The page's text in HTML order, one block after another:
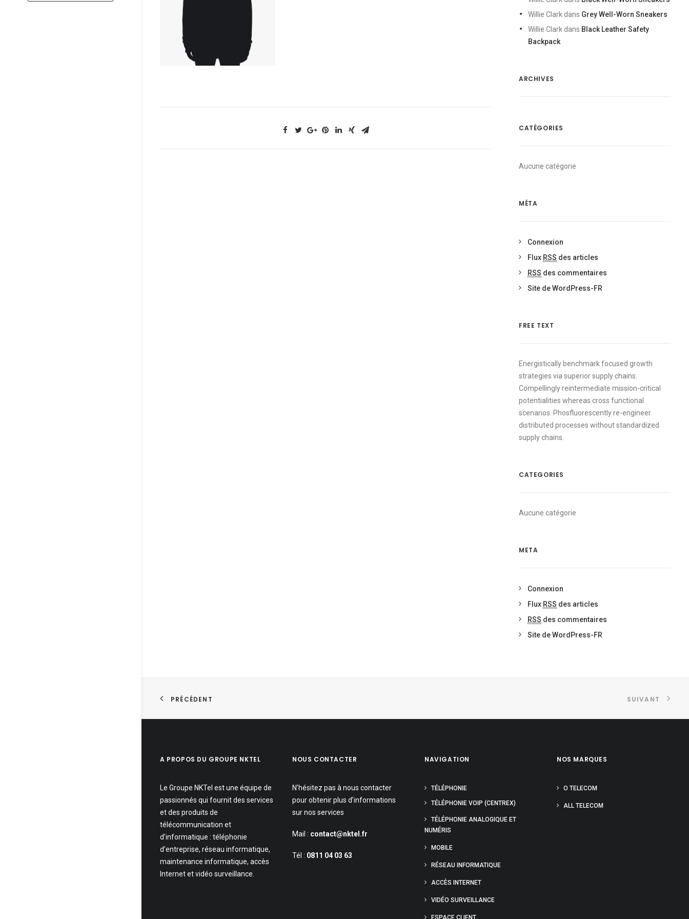
Willie Clark dans Grey Well-Worn Sneakers
Willie Clark dans Black Leather Safety
Backpack
ARCHIVES
CATÉGORIES
Aucune catégorie
MÉTA
Connexion
Flux RSS des articles
RSS des commentaires
Site de WordPress-FR
FREE TEXT
Energistically benchmark focused growth
strategies via superior supply chains.
Compellingly reintermediate mission-critical
potentialities whereas cross functional
scenarios. Phosfluorescently re-engineer
distributed processes without standardized
supply chains.
CATEGORIES
Aucune catégorie
META
Connexion
Flux RSS des articles
RSS des commentaires
Site de WordPress-FR
PRÉCÉDENT SUIVANT
A PROPOS DU GROUPE NKTEL
Le Groupe NKTel est une équipe de
passionnés qui fournit des services
et des produits de
télécommunication et
d’informatique : téléphonie
d’entreprise, réseau informatique,
maintenance informatique, accès
Internet et vidéo surveillance.
NOUS CONTACTER
N’hésitez pas à nous contacter
pour obtenir plus d’informations
sur nos services
Mail : contact@nktel.fr
Tél : 0811 04 03 63
NAVIGATION
TÉLÉPHONIE
TÉLÉPHONIE VOIP (CENTREX)
TÉLÉPHONIE ANALOGIQUE ET
NUMÉRIS
MOBILE
RÉSEAU INFORMATIQUE
ACCÈS INTERNET
VIDÉO SURVEILLANCE
ESPACE CLIENT
NOS MARQUES
O TELECOM
ALL TELECOM